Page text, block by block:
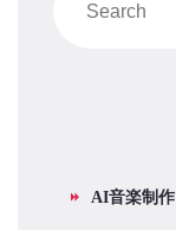
AI音楽制作